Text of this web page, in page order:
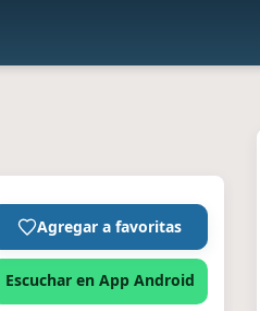
Agregar a favoritas
Escuchar en App Android